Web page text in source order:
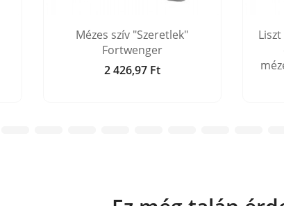
Mézes szív "Szeretlek"
Fortwenger
Ár
2 426,97 Ft